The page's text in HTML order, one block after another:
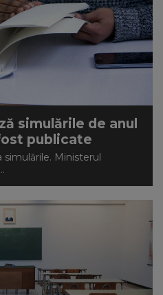
simulările de anul
publicate
simulările. Ministerul